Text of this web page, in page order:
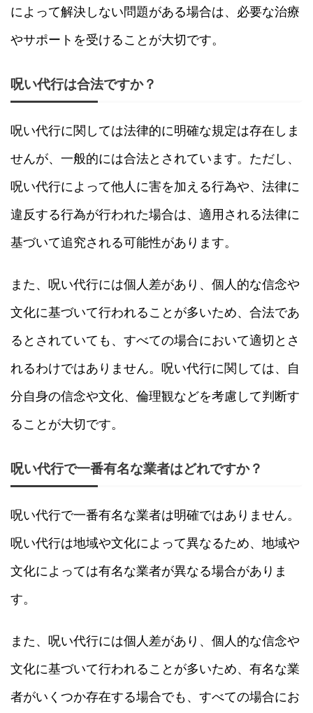
によって解決しない問題がある場合は、必要な治療
やサポートを受けることが大切です。
呪い代行は合法ですか？
呪い代行に関しては法律的に明確な規定は存在しま
せんが、一般的には合法とされています。ただし、
呪い代行によって他人に害を加える行為や、法律に
違反する行為が行われた場合は、適用される法律に
基づいて追究される可能性があります。
また、呪い代行には個人差があり、個人的な信念や
文化に基づいて行われることが多いため、合法であ
るとされていても、すべての場合において適切とさ
れるわけではありません。呪い代行に関しては、自
分自身の信念や文化、倫理観などを考慮して判断す
ることが大切です。
呪い代行で一番有名な業者はどれですか？
呪い代行で一番有名な業者は明確ではありません。
呪い代行は地域や文化によって異なるため、地域や
文化によっては有名な業者が異なる場合がありま
す。
また、呪い代行には個人差があり、個人的な信念や
文化に基づいて行われることが多いため、有名な業
者がいくつか存在する場合でも、すべての場合にお